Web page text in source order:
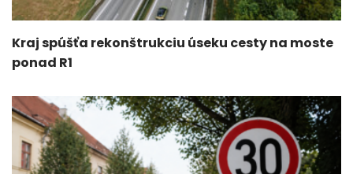
Kraj spúšťa rekonštrukciu úseku cesty na moste
ponad R1